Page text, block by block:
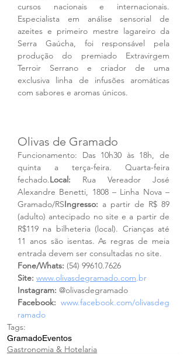
cursos nacionais e internacionais.
Especialista em análise sensorial de
azeites e primeiro mestre lagareiro da
Serra Gaúcha, foi responsável pela
produção do premiado Extravirgem
Terroir Serrano e criador de uma
exclusiva linha de infusões aromáticas
com sabores e aromas únicos.
Olivas de Gramado
Funcionamento: Das 10h30 às 18h, de
quinta a terça-feira. Quarta-feira
fechado.Local: Rua Vereador José
Alexandre Benetti, 1808 – Linha Nova –
Gramado/RSIngresso: a partir de R$ 89
(adulto) antecipado no site e a partir de
R$119 na bilheteria (local). Crianças até
11 anos são isentas. As regras de meia
entrada devem ser consultadas no site.
Fone/Whats: (54) 99610.7626
Site: www.olivasdegramado.com.br
Instagram: @olivasdegramado
Facebook: www.facebook.com/olivasdeg
ramado
Tags:
GramadoEventos
Gastronomia & Hotelaria